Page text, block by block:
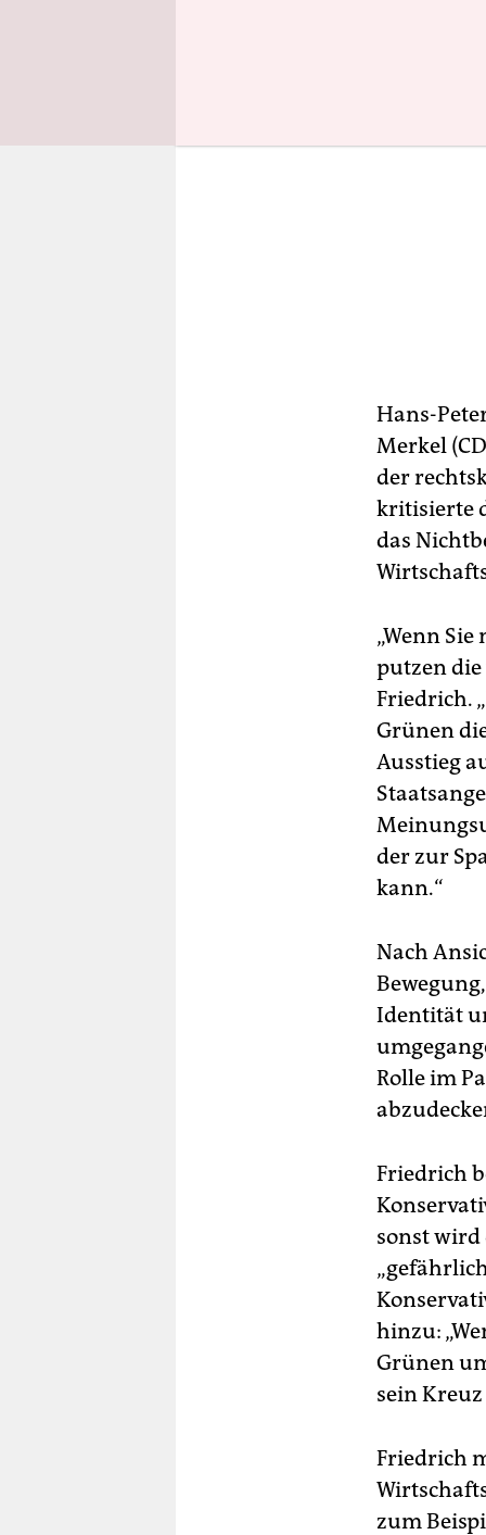
Hans-
Merkel
der
kritisierte
das
„Wenn
putzen die
Friedrich.
Grünen
Ausstieg
der zur
kann.“
Nach
Identität
Rolle im
Friedrich
sonst wird
hinzu:
Grünen
sein
Friedrich
zum